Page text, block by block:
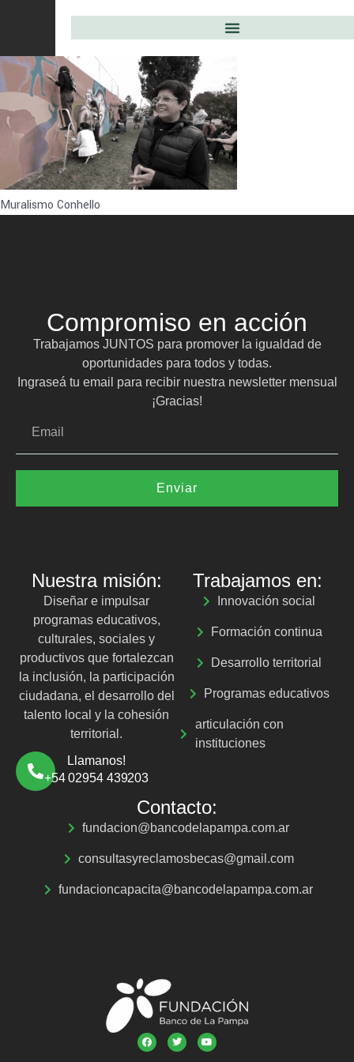
Muralismo Conhello
Compromiso en acción
Trabajamos JUNTOS para promover la igualdad de
oportunidades para todos y todas.
Ingraseá tu email para recibir nuestra newsletter mensual
¡Gracias!
Enviar
Nuestra misión:
Diseñar e impulsar
programas educativos,
culturales, sociales y
productivos que fortalezcan
la inclusión, la participación
ciudadana, el desarrollo del
talento local y la cohesión
territorial.
Llamanos!
+54 02954 439203
Trabajamos en:
Innovación social
Formación continua
Desarrollo territorial
Programas educativos
articulación con
instituciones
Contacto:
fundacion@bancodelapampa.com.ar
consultasyreclamosbecas@gmail.com
fundacioncapacita@bancodelapampa.com.ar